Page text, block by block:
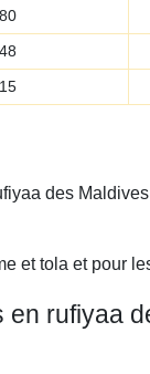
des
et tola et pour
en rufiyaa